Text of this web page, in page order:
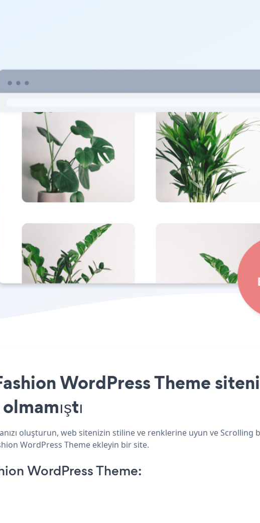
WordPress Theme
oluşturun, web sitenizin stiline ve renklerine uyun ve Scrolling
WordPress Theme ekleyin bir site.
WordPress Theme: